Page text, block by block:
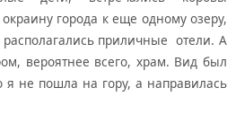
города к еще одному озеру,
располагались приличные отели. А
вероятнее всего, храм. Вид был
не пошла на гору, а направилась